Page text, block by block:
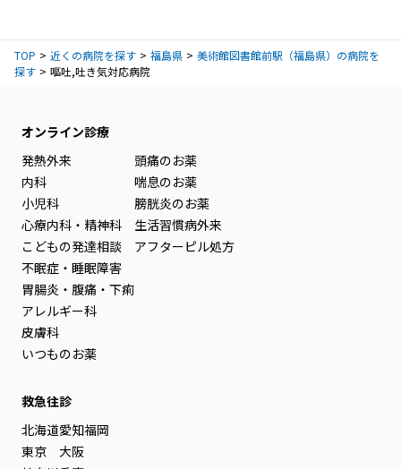
TOP 近くの病院を探す 福島県
美術館図書館前駅（福島県）の病院を
探す
嘔吐,吐き気対応病院
オンライン診療
発熱外来
内科
小児科
心療内科・精神科
こどもの発達相談
不眠症・睡眠障害
胃腸炎・腹痛・下痢
アレルギー科
皮膚科
いつものお薬
頭痛のお薬
喘息のお薬
膀胱炎のお薬
生活習慣病外来
アフターピル処方
救急往診
北海道
東京
愛知
大阪
福岡